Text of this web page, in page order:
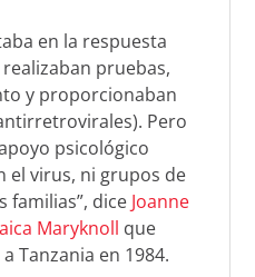
en la respuesta
pruebas,
y proporcionaban
Pero
psicológico
el virus, ni grupos de
familias”, dice Joanne
Maryknoll que
Tanzania en 1984.